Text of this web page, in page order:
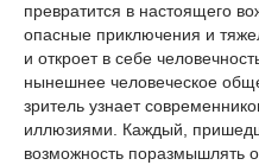
превратится в настоящего
опасные приключения и
и откроет в себе
нынешнее человеческое
зритель узнает
иллюзиями. Каждый,
возможность поразмышлять